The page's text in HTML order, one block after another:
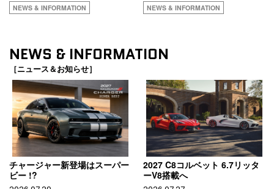
NEWS & INFORMATION NEWS & INFORMATION
NEWS & INFORMATION
［ニュース＆お知らせ］
チャージャー新登場はスーパー
ビー !?
2027 C8コルベット 6.7リッタ
ーV8搭載へ